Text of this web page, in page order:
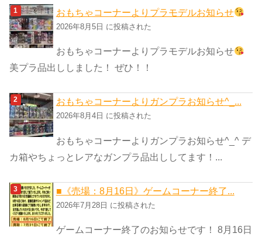
ゴ
リ
ー
おもちゃコーナーよりプラモデルお知らせ
2026年8月5日 に投稿された
おもちゃコーナーよりプラモデルお知らせ
美プラ品出ししました！ ぜひ！！
おもちゃコーナーよりガンプラお知らせ^_...
2026年8月4日 に投稿された
おもちゃコーナーよりガンプラお知らせ^_^ デ
カ箱やちょっとレアなガンプラ品出ししてます！...
■《売場：8月16日》ゲームコーナー終了...
2026年7月28日 に投稿された
ゲームコーナー終了のお知らせです！ 8月16日